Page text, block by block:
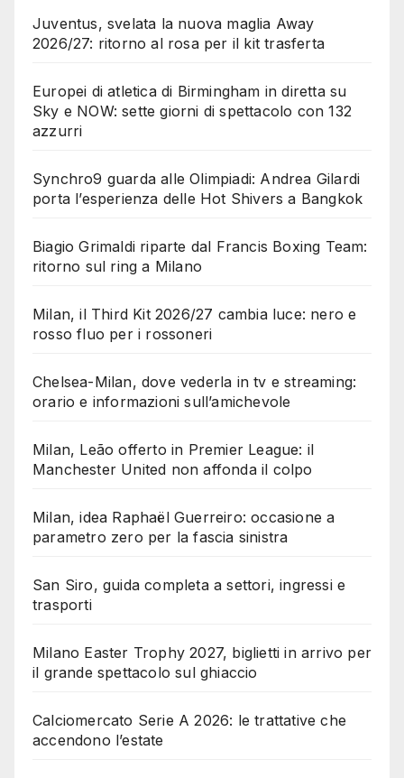
Juventus, svelata la nuova maglia Away
2026/27: ritorno al rosa per il kit trasferta
Europei di atletica di Birmingham in diretta su
Sky e NOW: sette giorni di spettacolo con 132
azzurri
Synchro9 guarda alle Olimpiadi: Andrea Gilardi
porta l’esperienza delle Hot Shivers a Bangkok
Biagio Grimaldi riparte dal Francis Boxing Team:
ritorno sul ring a Milano
Milan, il Third Kit 2026/27 cambia luce: nero e
rosso fluo per i rossoneri
Chelsea-Milan, dove vederla in tv e streaming:
orario e informazioni sull’amichevole
Milan, Leão offerto in Premier League: il
Manchester United non affonda il colpo
Milan, idea Raphaël Guerreiro: occasione a
parametro zero per la fascia sinistra
San Siro, guida completa a settori, ingressi e
trasporti
Milano Easter Trophy 2027, biglietti in arrivo per
il grande spettacolo sul ghiaccio
Calciomercato Serie A 2026: le trattative che
accendono l’estate